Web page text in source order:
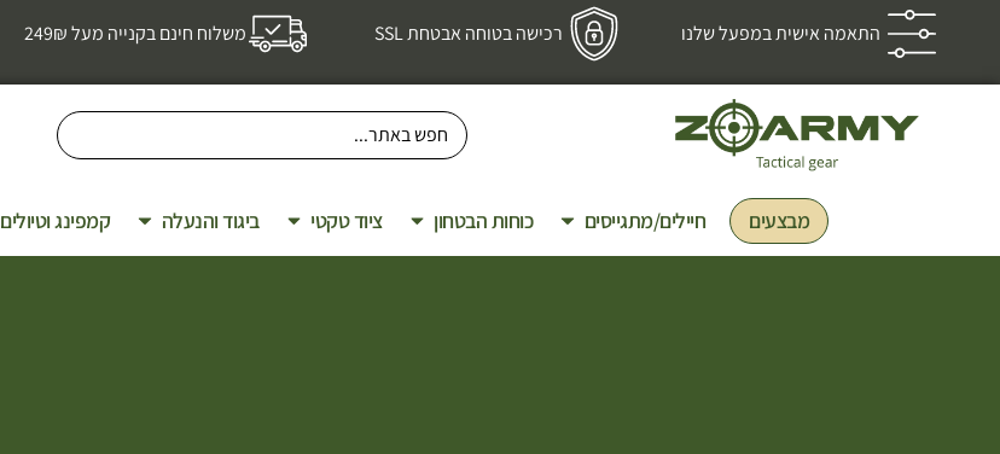
התאמה אישית במפעל שלנו רכישה בטוחה אבטחת SSL משלוח חינם בקנייה מעל 249₪
מבצעים חיילים/מתגייסים כוחות הבטחון ציוד טקטי ביגוד והנעלה קמפינג וטיולים